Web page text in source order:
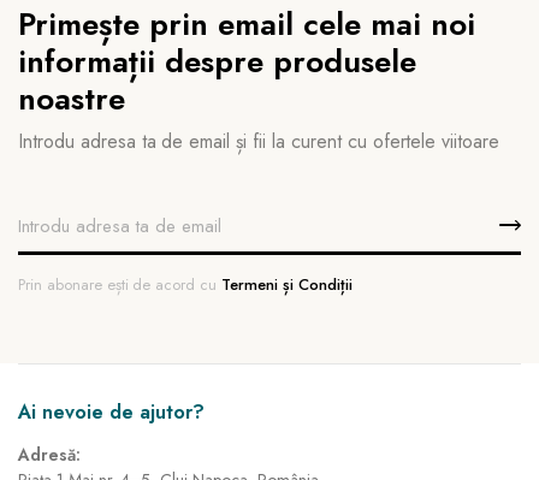
Primește prin email cele mai noi
informații despre produsele
noastre
Introdu adresa ta de email și fii la curent cu ofertele viitoare
Prin abonare ești de acord cu Termeni și Condiții
Ai nevoie de ajutor?
Adresă: